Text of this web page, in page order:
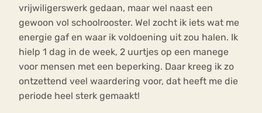
vrijwiligerswerk gedaan, maar wel naast een
gewoon vol schoolrooster. Wel zocht ik iets wat me
energie gaf en waar ik voldoening uit zou halen. Ik
hielp 1 dag in de week, 2 uurtjes op een manege
voor mensen met een beperking. Daar kreeg ik zo
ontzettend veel waardering voor, dat heeft me die
periode heel sterk gemaakt!